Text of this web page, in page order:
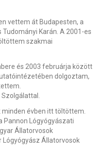
vettem át Budapesten, a
Karán. A 2001-es
szakmai
és 2003 februárja között
dolgoztam,
évben itt töltöttem.
Pannon Lógyógyászati
Állatorvosok
Lógyógyász Állatorvosok